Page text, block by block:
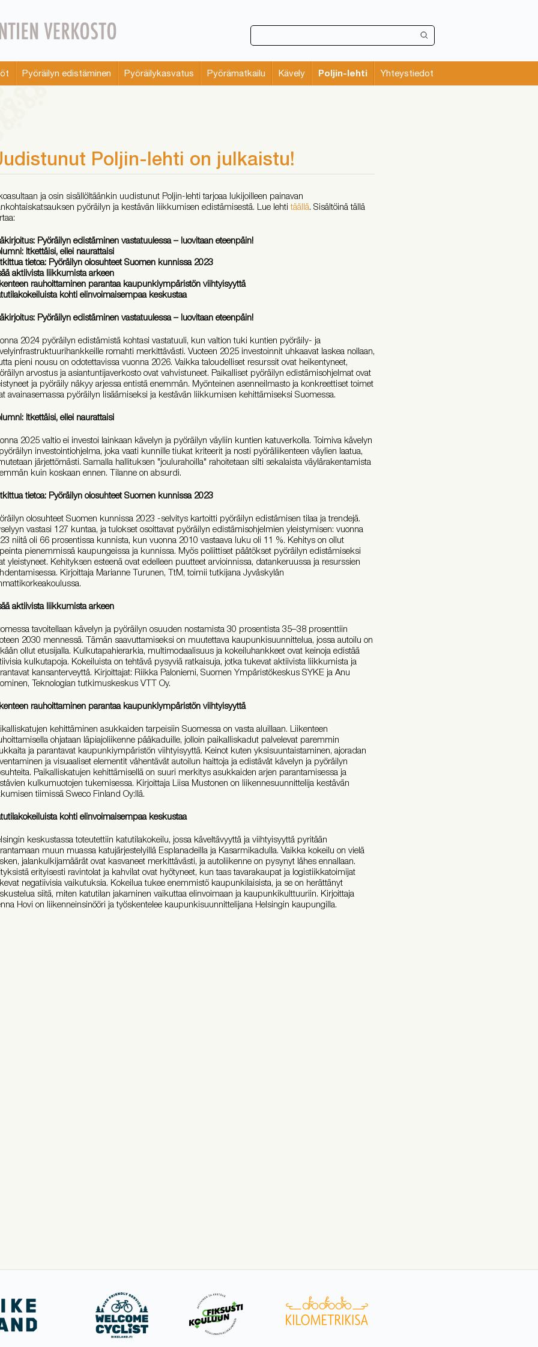
Pyöräilyn edistäminen Pyöräilykasvatus Pyörämatkailu Kävely Poljin-lehti Yhteystiedot
Poljin-lehti on julkaistu!
ja osin sisällöltäänkin uudistunut Poljin-lehti tarjoaa lukijoilleen painavan
pyöräilyn ja kestävän liikkumisen edistämisestä. Lue lehtitäällä. Sisältöinä tällä
Pyöräilyn edistäminen vastatuulessa – luovitaan eteenpäin!
Itkettäisi, ellei naurattaisi
tietoa: Pyöräilyn olosuhteet Suomen kunnissa 2023
aktiivista liikkumista arkeen
rauhoittaminen parantaa kaupunkiympäristön viihtyisyyttä
kohti elinvoimaisempaa keskustaa
Pyöräilyn edistäminen vastatuulessa – luovitaan eteenpäin!
2024 pyöräilyn edistämistä kohtasi vastatuuli, kun valtion tuki kuntien pyöräily- ja
romahti merkittävästi. Vuoteen 2025 investoinnit uhkaavat laskea nollaan,
pieni nousu on odotettavissa vuonna 2026. Vaikka taloudelliset resurssit ovat heikentyneet,
arvostus ja asiantuntijaverkosto ovat vahvistuneet. Paikalliset pyöräilyn edistämisohjelmat ovat
ja pyöräily näkyy arjessa entistä enemmän. Myönteinen asenneilmasto ja konkreettiset toimet
avainasemassa pyöräilyn lisäämiseksi ja kestävän liikkumisen kehittämiseksi Suomessa.
Itkettäisi, ellei naurattaisi
2025 valtio ei investoi lainkaan kävelyn ja pyöräilyn väyliin kuntien katuverkolla. Toimiva kävelyn
investointiohjelma, joka vaati kunnille tiukat kriteerit ja nosti pyöräliikenteen väylien laatua,
järjettömästi. Samalla hallituksen "joulurahoilla" rahoitetaan silti sekalaista väylärakentamista
kuin koskaan ennen. Tilanne on absurdi.
tietoa: Pyöräilyn olosuhteet Suomen kunnissa 2023
olosuhteet Suomen kunnissa 2023 -selvitys kartoitti pyöräilyn edistämisen tilaa ja trendejä.
vastasi 127 kuntaa, ja tulokset osoittavat pyöräilyn edistämisohjelmien yleistymisen: vuonna
niitä oli 66 prosentissa kunnista, kun vuonna 2010 vastaava luku oli 11 %. Kehitys on ollut
pienemmissä kaupungeissa ja kunnissa. Myös poliittiset päätökset pyöräilyn edistämiseksi
yleistyneet. Kehityksen esteenä ovat edelleen puutteet arvioinnissa, datankeruussa ja resurssien
Kirjoittaja Marianne Turunen, TtM, toimii tutkijana Jyväskylän
aktiivista liikkumista arkeen
tavoitellaan kävelyn ja pyöräilyn osuuden nostamista 30 prosentista 35–38 prosenttiin
2030 mennessä. Tämän saavuttamiseksi on muutettava kaupunkisuunnittelua, jossa autoilu on
ollut etusijalla. Kulkutapahierarkia, multimodaalisuus ja kokeiluhankkeet ovat keinoja edistää
kulkutapoja. Kokeiluista on tehtävä pysyviä ratkaisuja, jotka tukevat aktiivista liikkumista ja
kansanterveyttä. Kirjoittajat: Riikka Paloniemi, Suomen Ympäristökeskus SYKE ja Anu
Teknologian tutkimuskeskus VTT Oy.
rauhoittaminen parantaa kaupunkiympäristön viihtyisyyttä
kehittäminen asukkaiden tarpeisiin Suomessa on vasta aluillaan. Liikenteen
ohjataan läpiajoliikenne pääkaduille, jolloin paikalliskadut palvelevat paremmin
ja parantavat kaupunkiympäristön viihtyisyyttä. Keinot kuten yksisuuntaistaminen, ajoradan
ja visuaaliset elementit vähentävät autoilun haittoja ja edistävät kävelyn ja pyöräilyn
Paikalliskatujen kehittämisellä on suuri merkitys asukkaiden arjen parantamisessa ja
kulkumuotojen tukemisessa. Kirjoittaja Liisa Mustonen on liikennesuunnittelija kestävän
tiimissä Sweco Finland Oy:llä.
kohti elinvoimaisempaa keskustaa
keskustassa toteutettiin katutilakokeilu, jossa käveltävyyttä ja viihtyisyyttä pyritään
muun muassa katujärjestelyillä Esplanadeilla ja Kasarmikadulla. Vaikka kokeilu on vielä
jalankulkijamäärät ovat kasvaneet merkittävästi, ja autoliikenne on pysynyt lähes ennallaan.
erityisesti ravintolat ja kahvilat ovat hyötyneet, kun taas tavarakaupat ja logistiikkatoimijat
negatiivisia vaikutuksia. Kokeilua tukee enemmistö kaupunkilaisista, ja se on herättänyt
siitä, miten katutilan jakaminen vaikuttaa elinvoimaan ja kaupunkikulttuuriin. Kirjoittaja
Hovi on liikenneinsinööri ja työskentelee kaupunkisuunnittelijana Helsingin kaupungilla.